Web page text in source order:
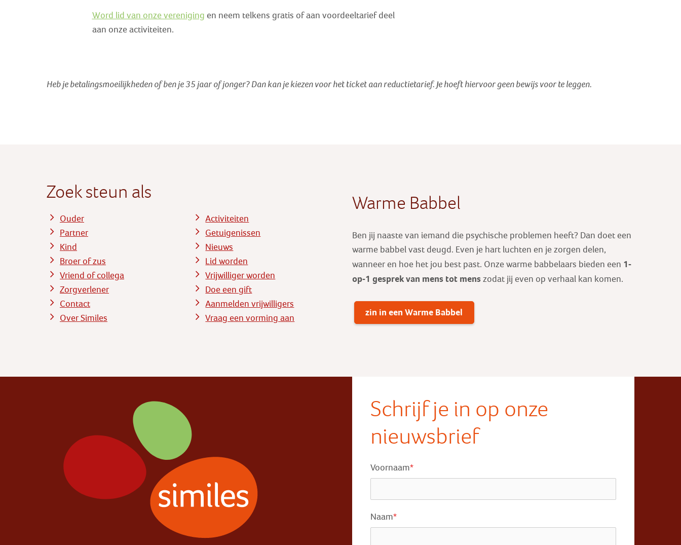
Word lid van onze vereniging en neem telkens gratis of aan voordeeltarief deel
aan onze activiteiten.
Heb je betalingsmoeilijkheden of ben je 35 jaar of jonger? Dan kan je kiezen voor het ticket aan reductietarief. Je hoeft hiervoor geen bewijs voor te leggen.
Zoek steun als
Ouder
Partner
Kind
Broer of zus
Vriend of collega
Zorgverlener
Contact
Over Similes
Activiteiten
Getuigenissen
Nieuws
Lid worden
Vrijwilliger worden
Doe een gift
Aanmelden vrijwilligers
Vraag een vorming aan
Warme Babbel
Ben jij naaste van iemand die psychische problemen heeft? Dan doet een
warme babbel vast deugd. Even je hart luchten en je zorgen delen,
wanneer en hoe het jou best past. Onze warme babbelaars bieden een 1-
op-1 gesprek van mens tot mens zodat jij even op verhaal kan komen.
zin in een Warme Babbel
Schrijf je in op onze
nieuwsbrief
Voornaam*
Naam*